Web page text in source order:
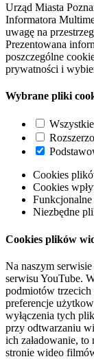
Urząd Miasta
Informatora
uwagę na
Prezentowana
poszczególne
prywatności i
Wybrane pliki
Wszystkie
Cookies
Cookies
Niezbędne
Cookies plików
Na naszym
serwisu YouTube.
podmiotów trzecich
preferencje
wyłączenia tych
przy odtwarzaniu
ich załadowanie,
stronie wideo